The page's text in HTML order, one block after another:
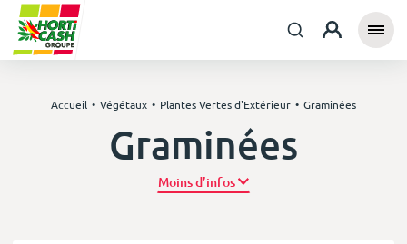
Accueil Végétaux Plantes Vertes d'Extérieur Graminées
Graminées
Plus d’infos